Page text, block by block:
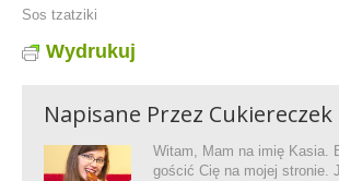
Sos tzatziki
Wydrukuj
Napisane Przez Cukiereczek
Witam, Mam na imię Kasia.
gościć Cię na mojej stronie.